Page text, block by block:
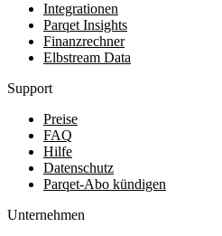
Integrationen
Parqet Insights
Finanzrechner
Elbstream Data
Support
Preise
FAQ
Hilfe
Datenschutz
Parqet-Abo kündigen
Unternehmen